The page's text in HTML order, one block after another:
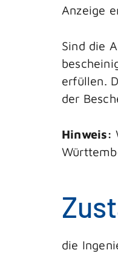
Anzeige
Sind die
erfüllen.
der
Hinweis:
die